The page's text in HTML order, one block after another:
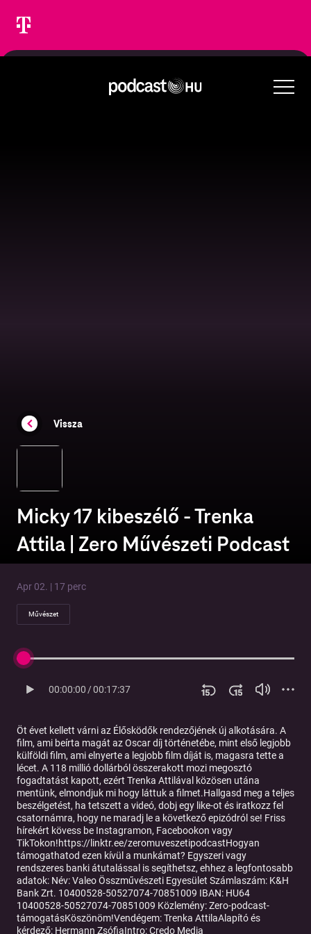
Vissza
Micky 17 kibeszélő - Trenka
Attila | Zero Művészeti Podcast
Apr 02. | 17 perc
Művészet
00:00:00/00:17:37
Öt évet kellett várni az Élősködők rendezőjének új alkotására. A
film, ami beírta magát az Oscar díj történetébe, mint első legjobb
külföldi film, ami elnyerte a legjobb film díját is, magasra tette a
lécet. A 118 millió dollárból összerakott mozi megosztó
fogadtatást kapott, ezért Trenka Attilával közösen utána
mentünk, elmondjuk mi hogy láttuk a filmet.Hallgasd meg a teljes
beszélgetést, ha tetszett a videó, dobj egy like-ot és iratkozz fel
csatornámra, hogy ne maradj le a következő epizódról se! Friss
hírekért kövess be Instagramon, Facebookon vagy
TikTokon!https://linktr.ee/zeromuveszetipodcastHogyan
támogathatod ezen kívül a munkámat? Egyszeri vagy
rendszeres banki átutalással is segíthetsz, ehhez a legfontosabb
adatok: Név: Valeo Összművészeti Egyesület Számlaszám: K&H
Bank Zrt. 10400528-50527074-70851009 IBAN: HU64
10400528-50527074-70851009 Közlemény: Zero-podcast-
támogatásKöszönöm!Vendégem:Trenka AttilaAlapító és
kérdező: Hermann ZsófiaIntro: Credo Media